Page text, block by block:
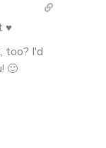
♥
too? I'd
🙂